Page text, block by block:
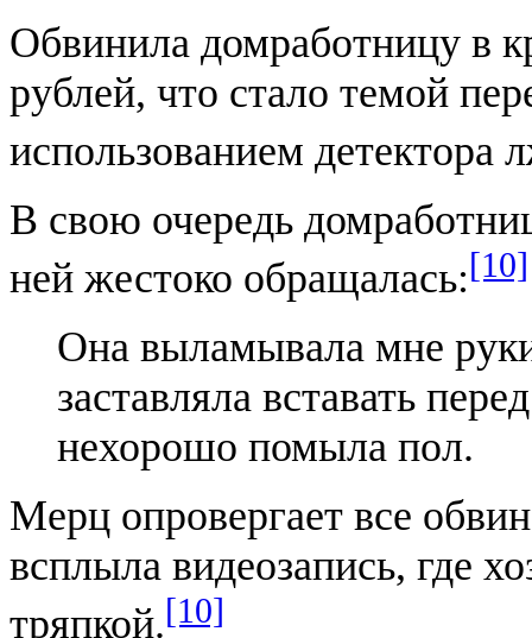
Обвинила домработницу в
рублей, что стало темой
использованием детектора
В свою очередь
ней жестоко обращалась:[10]
Она выламывала мне
заставляла вставать
нехорошо помыла пол.
Мерц опровергает все
всплыла видеозапись, где
тряпкой.[10]